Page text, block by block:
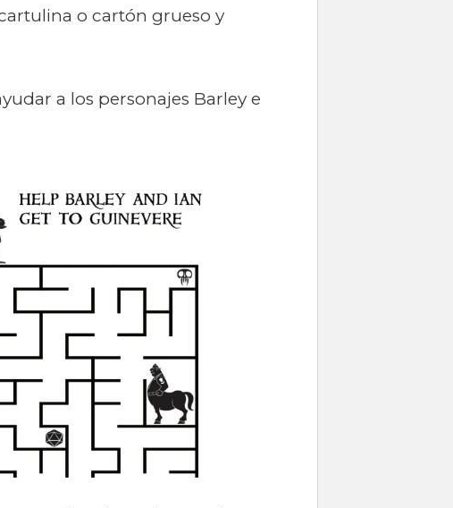
o cartón grueso y
a los personajes Barley e